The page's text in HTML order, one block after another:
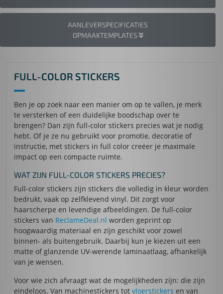
AANLEVERSPECIFICATIES
OPMAAKTEMPLATES
FULL-COLOR STICKERS
Ben je op zoek naar een manier om op te vallen, je merk
te versterken of een duidelijke boodschap over te
brengen? Dan zijn full-color stickers precies wat je nodig
hebt. Of je ze nu gebruikt voor promotie, decoratie of
instructie, met stickers in full color creëer je maximale
impact op een compacte ruimte.
WAT ZIJN FULL-COLOR STICKERS PRECIES?
Full-color stickers zijn stickers die volledig in kleur worden
bedrukt, vaak op zelfklevend vinyl. Dit zorgt voor
haarscherpe en levendige afbeeldingen. De full-color
stickers van ReclameDeal.nl worden geprint op
hoogwaardig materiaal en zijn geschikt voor zowel
binnen- als buitengebruik. Daarbij kun je kiezen uit een
matte of glanzende UV-werende laminaatlaag, afhankelijk
van je wensen.
Voor wie zich afvraagt wat de mogelijkheden zijn: die zijn
eindeloos. Van machinestickers tot vloerstickers en van